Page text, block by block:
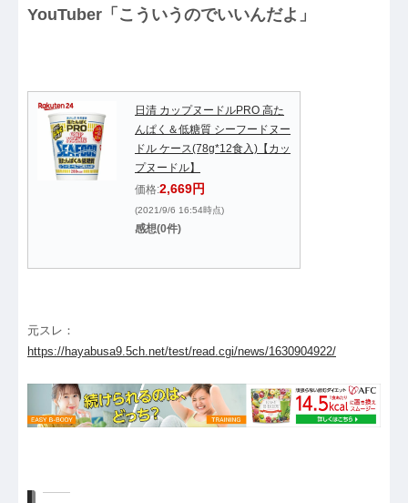
YouTuber「こういうのでいいんだよ」
日清 カップヌードルPRO 高た
んぱく＆低糖質 シーフードヌー
ドル ケース(78g*12食入)【カッ
プヌードル】
価格:2,669円
(2021/9/6 16:54時点)
感想(0件)
元スレ：
https://hayabusa9.5ch.net/test/read.cgi/news/1630904922/